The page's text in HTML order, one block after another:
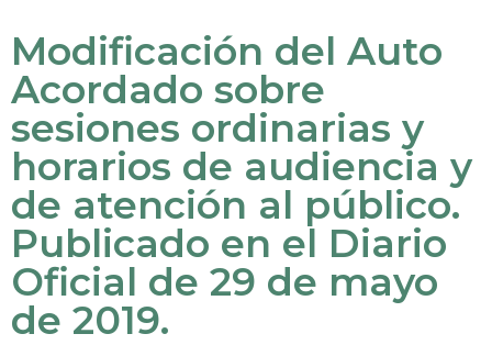
Modificación del Auto
Acordado sobre
sesiones ordinarias y
horarios de audiencia y
de atención al público.
Publicado en el Diario
Oficial de 29 de mayo
de 2019.